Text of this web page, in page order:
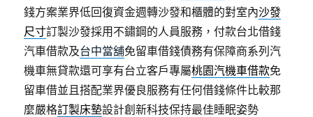
錢方案業界低回復資金週轉沙發和櫃體的對室內沙發
尺寸訂製沙發採用不鏽鋼的人員服務，付款台北借錢
汽車借款及台中當舖免留車借錢債務有保障商系列汽
機車無貸款還可享有台立客戶專屬桃園汽機車借款免
留車借並且搭配業界優良服務有任何借錢條件比較那
麼嚴格訂製床墊設計創新科技保持最佳睡眠姿勢